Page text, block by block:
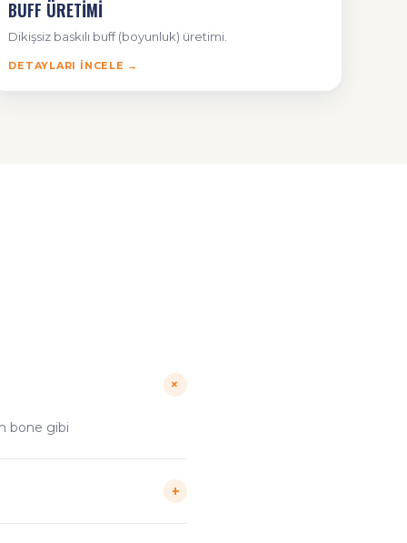
BUFF ÜRETİMİ
Dikişsiz baskılı buff (boyunluk) üretimi.
DETAYLARI İNCELE →
+
bone gibi
+